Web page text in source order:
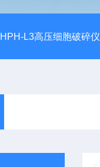
HPH-L3高压细胞破碎仪